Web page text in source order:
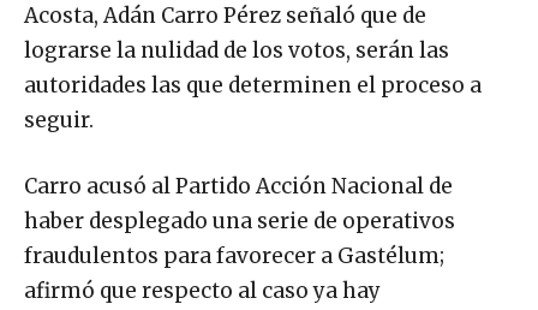
Acosta, Adán Carro Pérez señaló que de
lograrse la nulidad de los votos, serán las
autoridades las que determinen el proceso a
seguir.
Carro acusó al Partido Acción Nacional de
haber desplegado una serie de operativos
fraudulentos para favorecer a Gastélum;
afirmó que respecto al caso ya hay